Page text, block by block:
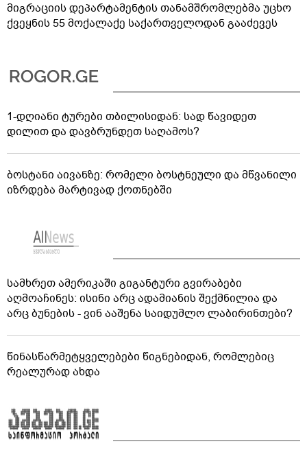
მიგრაციის დეპარტამენტის თანამშრომლებმა უცხო
ქვეყნის 55 მოქალაქე საქართველოდან გააძევეს
1-დღიანი ტურები თბილისიდან: სად წავიდეთ
დილით და დავბრუნდეთ საღამოს?
ბოსტანი აივანზე: რომელი ბოსტნეული და მწვანილი
იზრდება მარტივად ქოთნებში
სამხრეთ ამერიკაში გიგანტური გვირაბები
აღმოაჩინეს: ისინი არც ადამიანის შექმნილია და
არც ბუნების - ვინ ააშენა საიდუმლო ლაბირინთები?
წინასწარმეტყველებები წიგნებიდან, რომლებიც
რეალურად ახდა